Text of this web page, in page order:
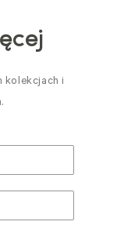
kolekcjach i